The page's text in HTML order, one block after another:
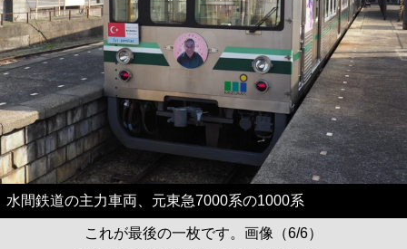
水間鉄道の主力車両、元東急7000系の1000系
これが最後の一枚です。画像（6/6）